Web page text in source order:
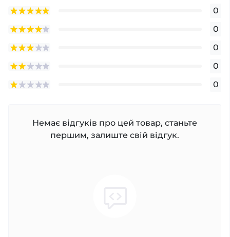
0
0
0
0
0
Немає відгуків про цей товар, станьте
першим, залиште свій відгук.